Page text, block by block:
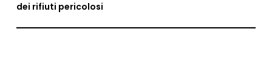
dei rifiuti pericolosi